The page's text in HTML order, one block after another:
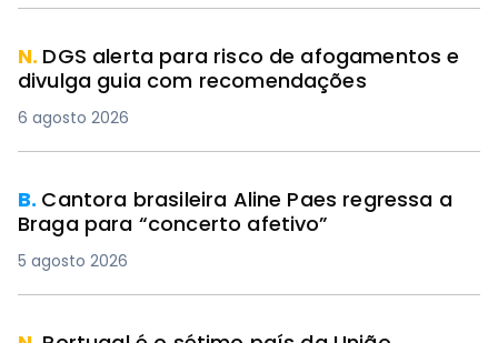
N. DGS alerta para risco de afogamentos e
divulga guia com recomendações
6 agosto 2026
B. Cantora brasileira Aline Paes regressa a
Braga para “concerto afetivo”
5 agosto 2026